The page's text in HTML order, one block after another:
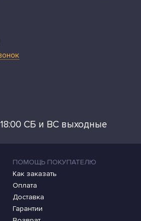
СБ и ВС выходные
ПОМОЩЬ ПОКУПАТЕЛЮ
Как заказать
Оплата
Доставка
Гарантии